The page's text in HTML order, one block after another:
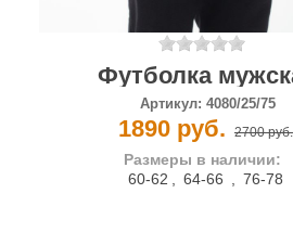
Футболка
Артикул: 4080/25/75
1890 руб. 2700 руб.
Размеры в наличии:
60-62
64-66 76-78